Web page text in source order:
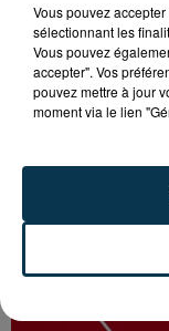
PROPOS
Vous pouvez
sélectionnant les
Vous pouvez
accepter". Vos
pouvez mettre à jour
moment via le lien